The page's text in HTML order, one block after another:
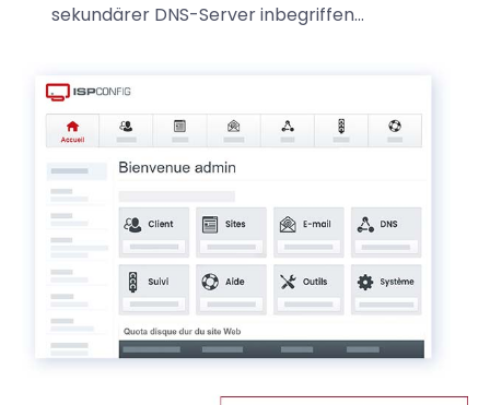
sekundärer DNS-Server inbegriffen...